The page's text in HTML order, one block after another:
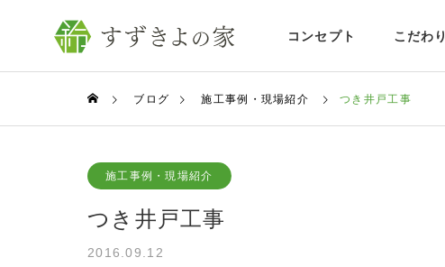
コンセプト こだわり
ブログ 施工事例・現場紹介 つき井戸工事
施工事例・現場紹介
つき井戸工事
2016.09.12